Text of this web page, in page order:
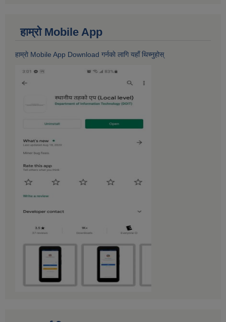
हाम्राे Mobile App
हाम्राे Mobile App Download गर्नकाे लागि यहाँ थिच्नुहोस्‌